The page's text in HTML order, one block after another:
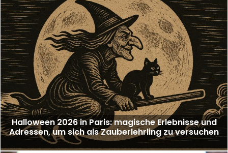
Halloween 2026 in Paris: magische Erlebnisse und
Adressen, um sich als Zauberlehrling zu versuchen